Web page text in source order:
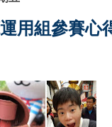
用組參賽心